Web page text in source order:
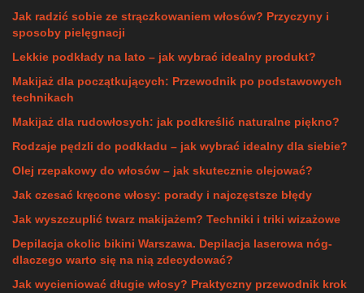
Jak radzić sobie ze strączkowaniem włosów? Przyczyny i
sposoby pielęgnacji
Lekkie podkłady na lato – jak wybrać idealny produkt?
Makijaż dla początkujących: Przewodnik po podstawowych
technikach
Makijaż dla rudowłosych: jak podkreślić naturalne piękno?
Rodzaje pędzli do podkładu – jak wybrać idealny dla siebie?
Olej rzepakowy do włosów – jak skutecznie olejować?
Jak czesać kręcone włosy: porady i najczęstsze błędy
Jak wyszczuplić twarz makijażem? Techniki i triki wizażowe
Depilacja okolic bikini Warszawa. Depilacja laserowa nóg-
dlaczego warto się na nią zdecydować?
Jak wycieniować długie włosy? Praktyczny przewodnik krok